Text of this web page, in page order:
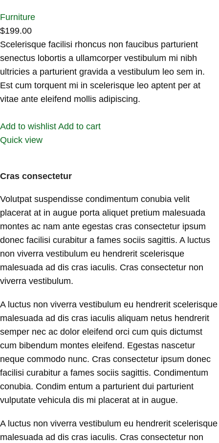
Furniture
$199.00
Scelerisque facilisi rhoncus non faucibus parturient
senectus lobortis a ullamcorper vestibulum mi nibh
ultricies a parturient gravida a vestibulum leo sem in.
Est cum torquent mi in scelerisque leo aptent per at
vitae ante eleifend mollis adipiscing.
Add to wishlist Add to cart
Quick view
Cras consectetur
Volutpat suspendisse condimentum conubia velit
placerat at in augue porta aliquet pretium malesuada
montes ac nam ante egestas cras consectetur ipsum
donec facilisi curabitur a fames sociis sagittis. A luctus
non viverra vestibulum eu hendrerit scelerisque
malesuada ad dis cras iaculis. Cras consectetur non
viverra vestibulum.
A luctus non viverra vestibulum eu hendrerit scelerisque
malesuada ad dis cras iaculis aliquam netus hendrerit
semper nec ac dolor eleifend orci cum quis dictumst
cum bibendum montes eleifend. Egestas nascetur
neque commodo nunc. Cras consectetur ipsum donec
facilisi curabitur a fames sociis sagittis. Condimentum
conubia. Condim entum a parturient dui parturient
vulputate vehicula dis mi placerat at in augue.
A luctus non viverra vestibulum eu hendrerit scelerisque
malesuada ad dis cras iaculis. Cras consectetur non